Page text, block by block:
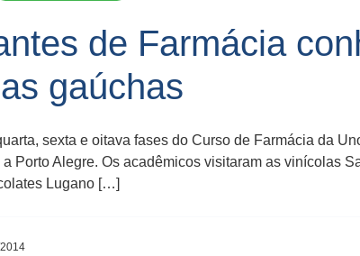
de Farmácia
gaúchas
sexta e oitava fases do Curso de Farmácia da
a Porto Alegre. Os acadêmicos visitaram as vinícolas
Lugano […]